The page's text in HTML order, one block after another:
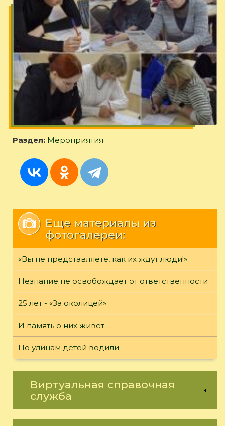
Раздел: Мероприятия
Еще материалы из
фотогалереи:
«Вы не представляете, как их ждут люди!»
Незнание не освобождает от ответственности
25 лет - «За околицей»
И память о них живёт…
По улицам детей водили…
Виртуальная справочная
служба